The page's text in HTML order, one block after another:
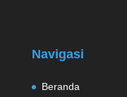
Navigasi
Beranda